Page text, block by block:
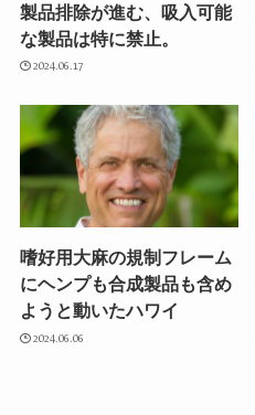
製品排除が進む、吸入可能
な製品は特に禁止。
2024.06.17
嗜好用大麻の規制フレーム
にヘンプも合成製品も含め
ようと動いたハワイ
2024.06.06